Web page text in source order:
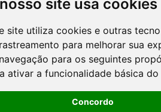
site usa cookies
site utiliza cookies e outras
para melhorar sua
para os seguintes
ativar a funcionalidade básica
Concordo